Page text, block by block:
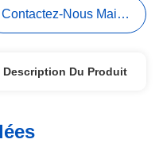
Contactez-Nous Maintenant
Description Du Produit